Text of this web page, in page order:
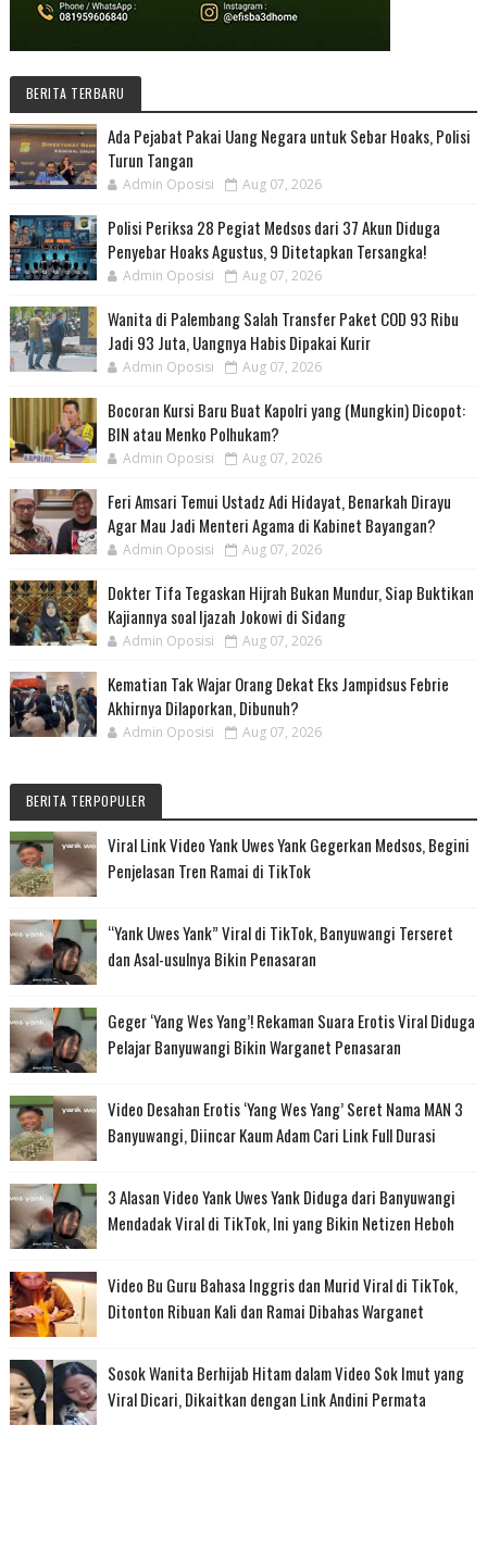
BERITA TERBARU
Ada Pejabat Pakai Uang Negara untuk Sebar Hoaks, Polisi
Turun Tangan
Admin Oposisi Aug 07, 2026
Polisi Periksa 28 Pegiat Medsos dari 37 Akun Diduga
Penyebar Hoaks Agustus, 9 Ditetapkan Tersangka!
Admin Oposisi Aug 07, 2026
Wanita di Palembang Salah Transfer Paket COD 93 Ribu
Jadi 93 Juta, Uangnya Habis Dipakai Kurir
Admin Oposisi Aug 07, 2026
Bocoran Kursi Baru Buat Kapolri yang (Mungkin) Dicopot:
BIN atau Menko Polhukam?
Admin Oposisi Aug 07, 2026
Feri Amsari Temui Ustadz Adi Hidayat, Benarkah Dirayu
Agar Mau Jadi Menteri Agama di Kabinet Bayangan?
Admin Oposisi Aug 07, 2026
Dokter Tifa Tegaskan Hijrah Bukan Mundur, Siap Buktikan
Kajiannya soal Ijazah Jokowi di Sidang
Admin Oposisi Aug 07, 2026
Kematian Tak Wajar Orang Dekat Eks Jampidsus Febrie
Akhirnya Dilaporkan, Dibunuh?
Admin Oposisi Aug 07, 2026
BERITA TERPOPULER
Viral Link Video Yank Uwes Yank Gegerkan Medsos, Begini
Penjelasan Tren Ramai di TikTok
“Yank Uwes Yank” Viral di TikTok, Banyuwangi Terseret
dan Asal-usulnya Bikin Penasaran
Geger ‘Yang Wes Yang’! Rekaman Suara Erotis Viral Diduga
Pelajar Banyuwangi Bikin Warganet Penasaran
Video Desahan Erotis ‘Yang Wes Yang’ Seret Nama MAN 3
Banyuwangi, Diincar Kaum Adam Cari Link Full Durasi
3 Alasan Video Yank Uwes Yank Diduga dari Banyuwangi
Mendadak Viral di TikTok, Ini yang Bikin Netizen Heboh
Video Bu Guru Bahasa Inggris dan Murid Viral di TikTok,
Ditonton Ribuan Kali dan Ramai Dibahas Warganet
Sosok Wanita Berhijab Hitam dalam Video Sok Imut yang
Viral Dicari, Dikaitkan dengan Link Andini Permata